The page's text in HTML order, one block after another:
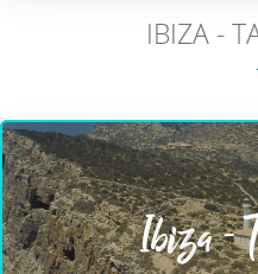
IBIZA -
Ibiza -